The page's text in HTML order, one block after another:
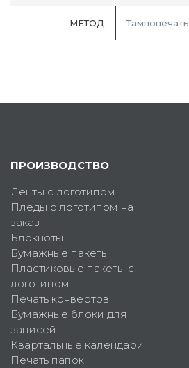
МЕТОД
ПРОИЗВОДСТВО
Ленты с логотипом
Пледы с логотипом на
заказ
Блокноты
Бумажные пакеты
Пластиковые пакеты с
логотипом
Печать конвертов
Бумажные блоки для
записей
Квартальные календари
Печать папок